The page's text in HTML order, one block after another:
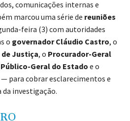
comunicações internas e
marcou uma série de reuniões
feira (3) com autoridades
o governador Cláudio Castro, o
Justiça, o Procurador-Geral
Geral do Estado e o
— para cobrar esclarecimentos e
investigação.